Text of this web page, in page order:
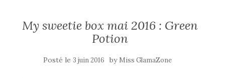
My sweetie box mai 2016 : Green
Potion
Posté le 3 juin 2016 by Miss GlamaZone